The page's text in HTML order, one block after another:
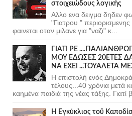
στοιχειώδους λογικής
Αλλο ενα δειγμα δηδεν
"Γιατρου "
φαινεται οταν μιλανε για "ναζι" κ...
ΓΙΑΤΙ ΡΕ
ΜΟΥ ΕΔΩΣΕΣ 20ΕΤΕΣ
ΝΑ ΕΧΕΙ ...ΤΟΥΑΛΕΤΑ
Η επιστολή ενός
τέλους...40 χρόνια μετά
καημένα παιδιά της νέας τάξης. Γιατί
Ἡ Ἐγκύκλιος τοῦ